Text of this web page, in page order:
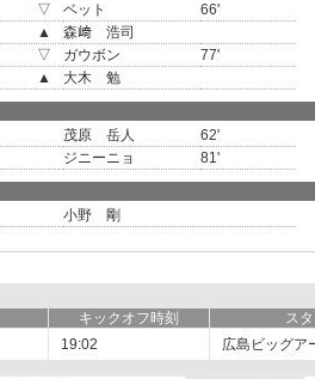
▽
ベット
66'
▲
森﨑 浩司
▽
ガウボン
77'
▲
大木 勉
茂原 岳人
62'
ジニーニョ
81'
小野 剛
キックオフ時刻 ス
19:02 広島ビッグア